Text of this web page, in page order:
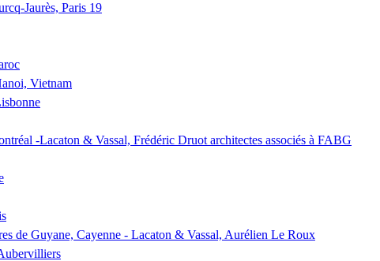
Jaurès, Paris 19
Vietnam
-Lacaton & Vassal, Frédéric Druot architectes associés à FABG
de Guyane, Cayenne - Lacaton & Vassal, Aurélien Le Roux